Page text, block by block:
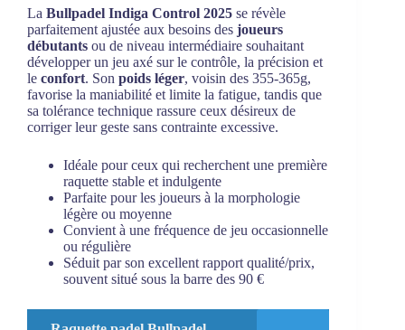
La Bullpadel Indiga Control 2025 se révèle
parfaitement ajustée aux besoins des joueurs
débutants ou de niveau intermédiaire souhaitant
développer un jeu axé sur le contrôle, la précision et
le confort. Son poids léger, voisin des 355-365g,
favorise la maniabilité et limite la fatigue, tandis que
sa tolérance technique rassure ceux désireux de
corriger leur geste sans contrainte excessive.
Idéale pour ceux qui recherchent une première
raquette stable et indulgente
Parfaite pour les joueurs à la morphologie
légère ou moyenne
Convient à une fréquence de jeu occasionnelle
ou régulière
Séduit par son excellent rapport qualité/prix,
souvent situé sous la barre des 90 €